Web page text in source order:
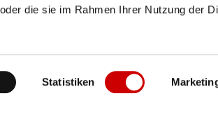
die sie im Rahmen Ihrer Nutzung der
Statistiken
Job / Karriere